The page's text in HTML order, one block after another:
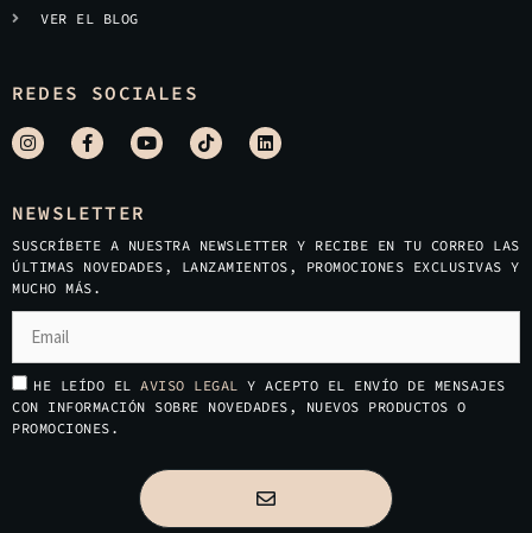
VER EL BLOG
REDES SOCIALES
NEWSLETTER
SUSCRÍBETE A NUESTRA NEWSLETTER Y RECIBE EN TU CORREO LAS
ÚLTIMAS NOVEDADES, LANZAMIENTOS, PROMOCIONES EXCLUSIVAS Y
MUCHO MÁS.
HE LEÍDO EL AVISO LEGAL Y ACEPTO EL ENVÍO DE MENSAJES
CON INFORMACIÓN SOBRE NOVEDADES, NUEVOS PRODUCTOS O
PROMOCIONES.